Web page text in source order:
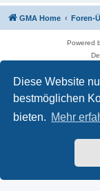
Diese Website
bestmöglichen
bieten. Mehr
GMA Home Foren-
Powered